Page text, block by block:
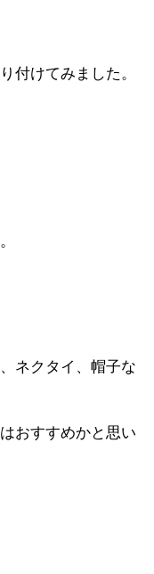
付けてみました。
ネクタイ、帽子な
おすすめかと思い